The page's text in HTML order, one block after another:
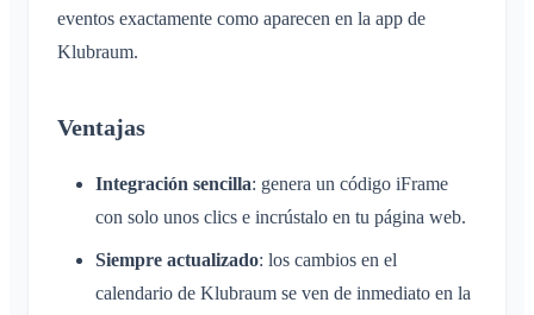
eventos exactamente como aparecen en la app de
Klubraum.
Ventajas
Integración sencilla: genera un código iFrame
con solo unos clics e incrústalo en tu página web.
Siempre actualizado: los cambios en el
calendario de Klubraum se ven de inmediato en la